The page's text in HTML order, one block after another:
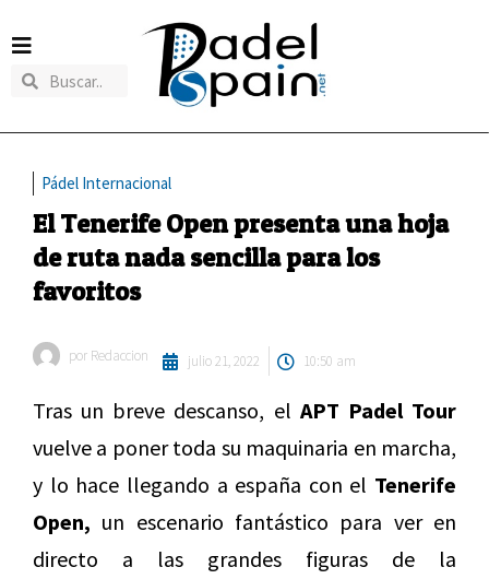
Pádel Internacional
El Tenerife Open presenta una hoja
de ruta nada sencilla para los
favoritos
por Redaccion julio 21, 2022 10:50 am
Tras un breve descanso, el APT Padel Tour
vuelve a poner toda su maquinaria en marcha,
y lo hace llegando a españa con el Tenerife
Open, un escenario fantástico para ver en
directo a las grandes figuras de la